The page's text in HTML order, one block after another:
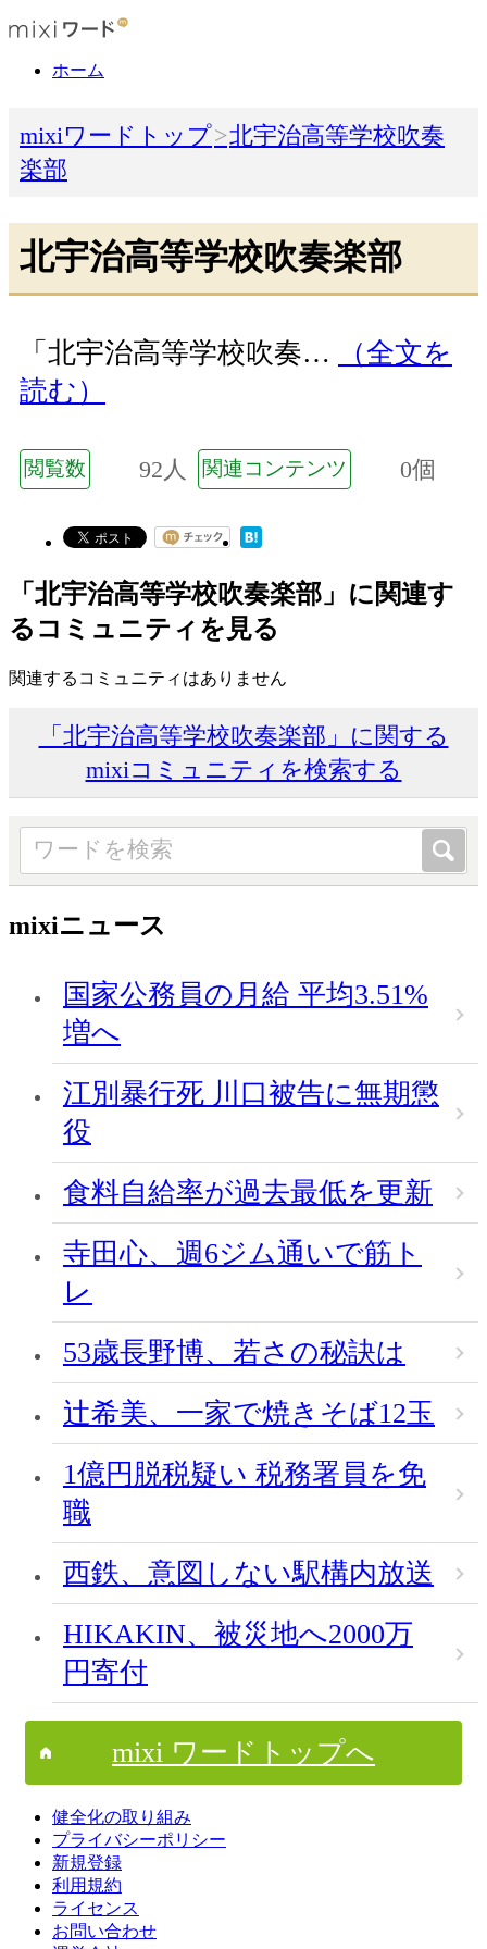
ホーム
mixiワードトップ
北宇治高等学校吹奏
楽部
北宇治高等学校吹奏楽部
「北宇治高等学校吹奏…
（全文を
読む）
閲覧数 92人 関連コンテンツ 0個
「北宇治高等学校吹奏楽部」に関連す
るコミュニティを見る
関連するコミュニティはありません
「北宇治高等学校吹奏楽部」に関する
mixiコミュニティを検索する
mixiニュース
国家公務員の月給 平均3.51%
増へ
江別暴行死 川口被告に無期懲
役
食料自給率が過去最低を更新
寺田心、週6ジム通いで筋ト
レ
53歳長野博、若さの秘訣は
辻希美、一家で焼きそば12玉
1億円脱税疑い 税務署員を免
職
西鉄、意図しない駅構内放送
HIKAKIN、被災地へ2000万
円寄付
mixi ワードトップへ
健全化の取り組み
プライバシーポリシー
新規登録
利用規約
ライセンス
お問い合わせ